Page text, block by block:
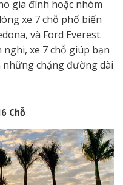
gia đình hoặc nhóm
xe 7 chỗ phổ biến
và Ford Everest.
xe 7 chỗ giúp bạn
chặng đường dài
Chỗ